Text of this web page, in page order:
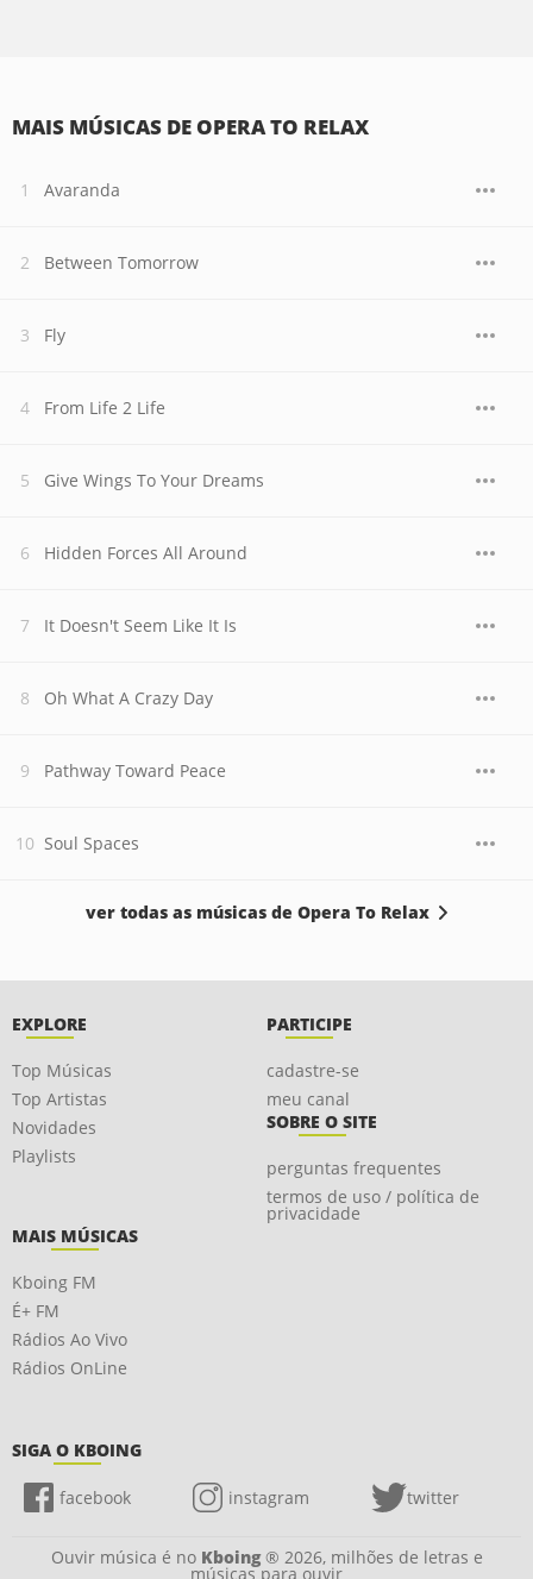
MAIS MÚSICAS DE OPERA TO RELAX
Avaranda
Between Tomorrow
Fly
From Life 2 Life
Give Wings To Your Dreams
Hidden Forces All Around
It Doesn't Seem Like It Is
Oh What A Crazy Day
Pathway Toward Peace
Soul Spaces
ver todas as músicas de Opera To Relax
EXPLORE
Top Músicas
Top Artistas
Novidades
Playlists
PARTICIPE
cadastre-se
meu canal
SOBRE O SITE
perguntas frequentes
termos de uso / política de
privacidade
MAIS MÚSICAS
Kboing FM
É+ FM
Rádios Ao Vivo
Rádios OnLine
SIGA O KBOING
facebook instagram twitter
Ouvir música é no Kboing® 2026, milhões de letras e
músicas para ouvir